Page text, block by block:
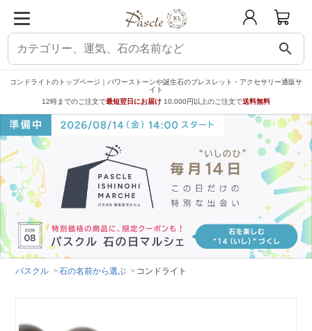
search
コンドライトのトップページ｜パワーストーンや誕生石のブレスレット・アクセサリー通販サ
イト
12時までのご注文で最短翌日にお届け 10,000円以上のご注文で送料無料
パスクル 石の名前から選ぶ コンドライト